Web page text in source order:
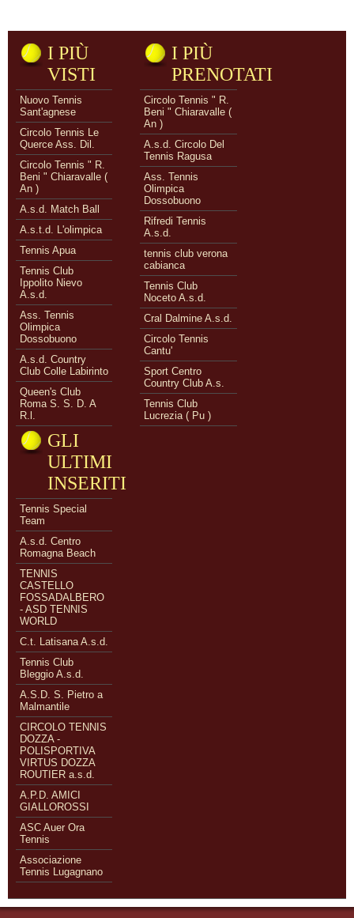
I PIÙ
VISTI
Nuovo Tennis
Sant'agnese
Circolo Tennis Le
Querce Ass. Dil.
Circolo Tennis " R.
Beni " Chiaravalle (
An )
A.s.d. Match Ball
A.s.t.d. L'olimpica
Tennis Apua
Tennis Club
Ippolito Nievo
A.s.d.
Ass. Tennis
Olimpica
Dossobuono
A.s.d. Country
Club Colle Labirinto
Queen's Club
Roma S. S. D. A
R.l.
I PIÙ
PRENOTATI
Circolo Tennis " R.
Beni " Chiaravalle (
An )
A.s.d. Circolo Del
Tennis Ragusa
Ass. Tennis
Olimpica
Dossobuono
Rifredi Tennis
A.s.d.
tennis club verona
cabianca
Tennis Club
Noceto A.s.d.
Cral Dalmine A.s.d.
Circolo Tennis
Cantu'
Sport Centro
Country Club A.s.
Tennis Club
Lucrezia ( Pu )
GLI
ULTIMI
INSERITI
Tennis Special
Team
A.s.d. Centro
Romagna Beach
TENNIS
CASTELLO
FOSSADALBERO
- ASD TENNIS
WORLD
C.t. Latisana A.s.d.
Tennis Club
Bleggio A.s.d.
A.S.D. S. Pietro a
Malmantile
CIRCOLO TENNIS
DOZZA -
POLISPORTIVA
VIRTUS DOZZA
ROUTIER a.s.d.
A.P.D. AMICI
GIALLOROSSI
ASC Auer Ora
Tennis
Associazione
Tennis Lugagnano